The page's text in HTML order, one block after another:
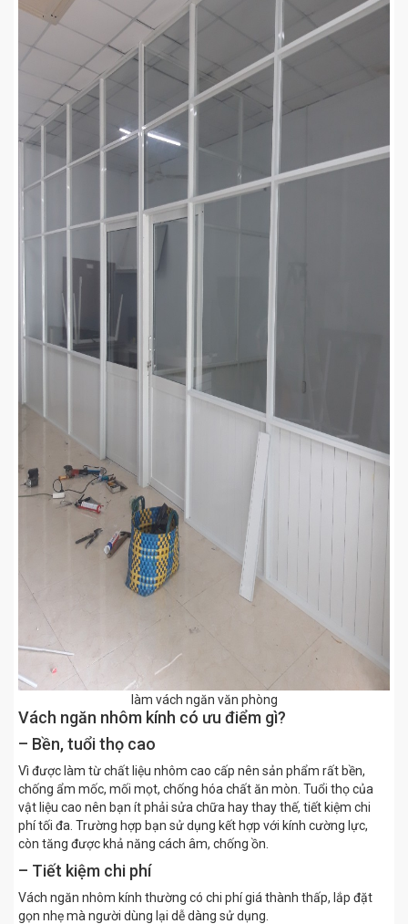
làm vách ngăn văn phòng
Vách ngăn nhôm kính có ưu điểm gì?
– Bền, tuổi thọ cao
Vì được làm từ chất liệu nhôm cao cấp nên sản phẩm rất bền,
chống ẩm mốc, mối mọt, chống hóa chất ăn mòn. Tuổi thọ của
vật liệu cao nên bạn ít phải sửa chữa hay thay thế, tiết kiệm chi
phí tối đa. Trường hợp bạn sử dụng kết hợp với kính cường lực,
còn tăng được khả năng cách âm, chống ồn.
– Tiết kiệm chi phí
Vách ngăn nhôm kính thường có chi phí giá thành thấp, lắp đặt
gọn nhẹ mà người dùng lại dễ dàng sử dụng.